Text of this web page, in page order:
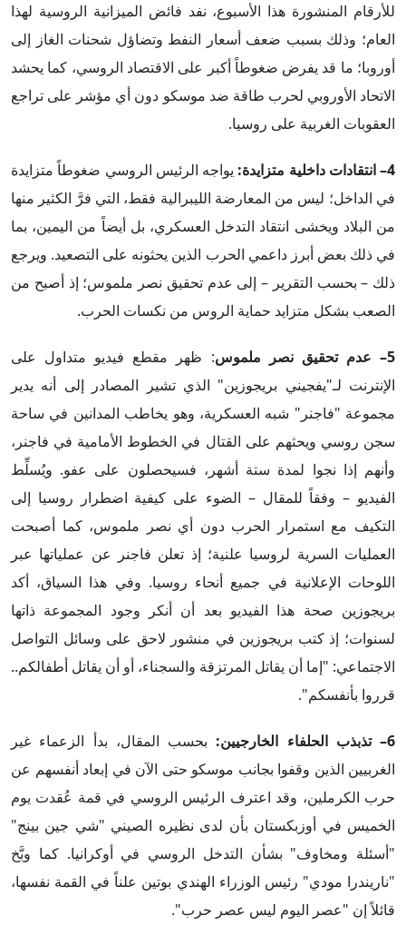
للأرقام المنشورة هذا الأسبوع، نفد فائض الميزانية الروسية لهذا
العام؛ وذلك بسبب ضعف أسعار النفط وتضاؤل ​​شحنات الغاز إلى
أوروبا؛ ما قد يفرض ضغوطاً أكبر على الاقتصاد الروسي، كما يحشد
الاتحاد الأوروبي لحرب طاقة ضد موسكو دون أي مؤشر على تراجع
العقوبات الغربية على روسيا.
4– انتقادات داخلية متزايدة:
يواجه الرئيس الروسي ضغوطاً متزايدة
في الداخل؛ ليس من المعارضة الليبرالية فقط، التي فرَّ الكثير منها
من البلاد ويخشى انتقاد التدخل العسكري، بل أيضاً من اليمين، بما
في ذلك بعض أبرز داعمي الحرب الذين يحثونه على التصعيد. ويرجع
ذلك – بحسب التقرير – إلى عدم تحقيق نصر ملموس؛ إذ أصبح من
الصعب بشكل متزايد حماية الروس من نكسات الحرب.
5– عدم تحقيق نصر ملموس
: ظهر مقطع فيديو متداول على
الإنترنت لـ"يفجيني بريجوزين" الذي تشير المصادر إلى أنه يدير
مجموعة "فاجنر" شبه العسكرية، وهو يخاطب المدانين في ساحة
سجن روسي ويحثهم على القتال في الخطوط الأمامية في فاجنر،
وأنهم إذا نجوا لمدة ستة أشهر، فسيحصلون على عفو. ويُسلِّط
الفيديو – وفقاً للمقال – الضوء على كيفية اضطرار روسيا إلى
التكيف مع استمرار الحرب دون أي نصر ملموس، كما أصبحت
العمليات السرية لروسيا علنية؛ إذ تعلن فاجنر عن عملياتها عبر
اللوحات الإعلانية في جميع أنحاء روسيا. وفي هذا السياق، أكد
بريجوزين صحة هذا الفيديو بعد أن أنكر وجود المجموعة ذاتها
لسنوات؛ إذ كتب بريجوزين في منشور لاحق على وسائل التواصل
الاجتماعي: "إما أن يقاتل المرتزقة والسجناء، أو أن يقاتل أطفالكم..
قرروا بأنفسكم".
6– تذبذب الحلفاء الخارجيين:
بحسب المقال، بدأ الزعماء غير
الغربيين الذين وقفوا بجانب موسكو حتى الآن في إبعاد أنفسهم عن
حرب الكرملين، وقد اعترف الرئيس الروسي في قمة عُقدت يوم
الخميس في أوزبكستان بأن لدى نظيره الصيني "شي جين بينج"
"أسئلة ومخاوف" بشأن التدخل الروسي في أوكرانيا. كما وبَّخ
"ناريندرا مودي" رئيس الوزراء الهندي بوتين علناً في القمة نفسها،
قائلاً إن "عصر اليوم ليس عصر حرب".